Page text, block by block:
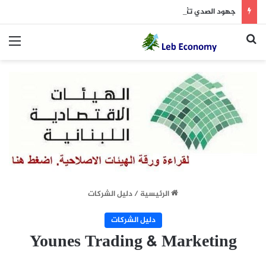
جهود الصدي تثمر بدء سداد الدولة مستحقات “الكهرباء”
بحث عن
الرئيسية/دليل الشركات
دليل الشركات
Younes Trading & Marketing